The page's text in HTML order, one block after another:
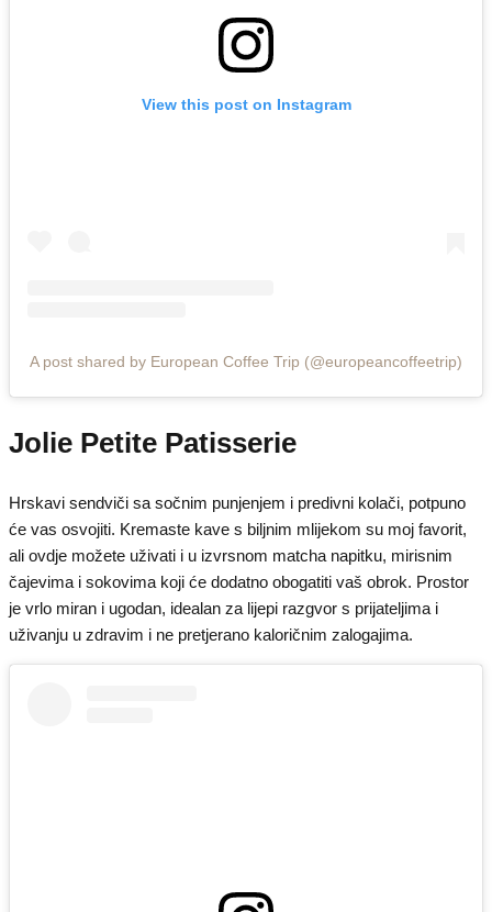
View this post on Instagram
A post shared by European Coffee Trip (@europeancoffeetrip)
Jolie Petite Patisserie
Hrskavi sendviči sa sočnim punjenjem i predivni kolači, potpuno
će vas osvojiti. Kremaste kave s biljnim mlijekom su moj favorit,
ali ovdje možete uživati i u izvrsnom matcha napitku, mirisnim
čajevima i sokovima koji će dodatno obogatiti vaš obrok. Prostor
je vrlo miran i ugodan, idealan za lijepi razgvor s prijateljima i
uživanju u zdravim i ne pretjerano kaloričnim zalogajima.